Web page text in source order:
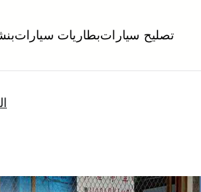
تواير تواير اطارات عجلات تصليح
تصليح سياراتبطاريات سيارات